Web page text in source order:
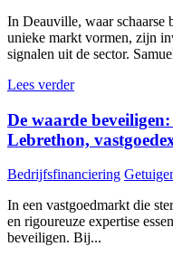
In Deauville, waar schaarse
unieke markt vormen, zijn
signalen uit de sector.
Lees verder
De waarde
Lebrethon,
Bedrijfsfinanciering
In een vastgoedmarkt die
en rigoureuze expertise
beveiligen. Bij...